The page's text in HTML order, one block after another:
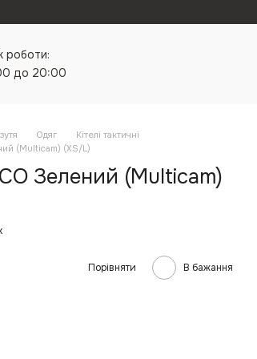
роботи:
до 20:00
Одяг
Кітелі тактичні
(Multicam) (XS/L)
Зелений (Multicam)
Порівняти В бажання